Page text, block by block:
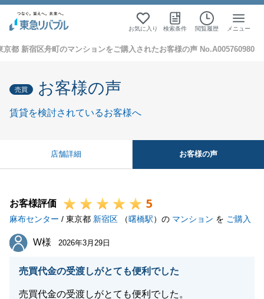
お気に入り 検索条件 閲覧履歴 メニュー
京都 新宿区舟町のマンションをご購入されたお客様の声 No.A005760980
売買 お客様の声
賃貸を検討されているお客様へ
店舗詳細 お客様の声
お客様評価 5
麻布センター / 東京都 新宿区 （曙橋駅）の マンション を ご購入
W様
W様 2026年3月29日
売買代金の受渡しがとても便利でした
売買代金の受渡しがとても便利でした。